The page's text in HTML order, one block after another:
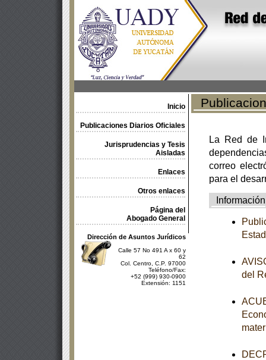
Inicio
Publicaciones Diarios Oficiales
Jurisprudencias y Tesis
Aisladas
Enlaces
Otros enlaces
Página del
Abogado General
Dirección de Asuntos Jurídicos
Calle 57 No 491 A x 60 y
62
Col. Centro, C.P. 97000
Teléfono/Fax:
+52 (999) 930-0900
Extensión: 1151
La Red de
correo
para el
Información
del